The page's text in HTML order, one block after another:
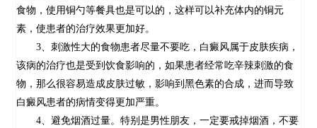
食物，使用铜勺等餐具也是可以的，这样可以补充体内的铜元
素，使患者的治疗效果更加好。
3、刺激性大的食物患者尽量不要吃，白癜风属于皮肤疾病，
该病的治疗也是受到饮食影响的，如果患者经常吃辛辣刺激的食
物，那么很容易造成皮肤过敏，影响到黑色素的合成，进而导致
白癜风患者的病情变得更加严重。
4、避免烟酒过量。特别是男性朋友，一定要戒掉烟酒，不要